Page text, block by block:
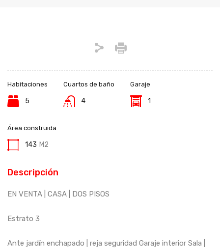
Habitaciones
5
Cuartos de baño
4
Garaje
1
Área construida
143 M2
Descripción
EN VENTA | CASA | DOS PISOS
Estrato 3
Ante jardín enchapado | reja seguridad Garaje interior Sala |